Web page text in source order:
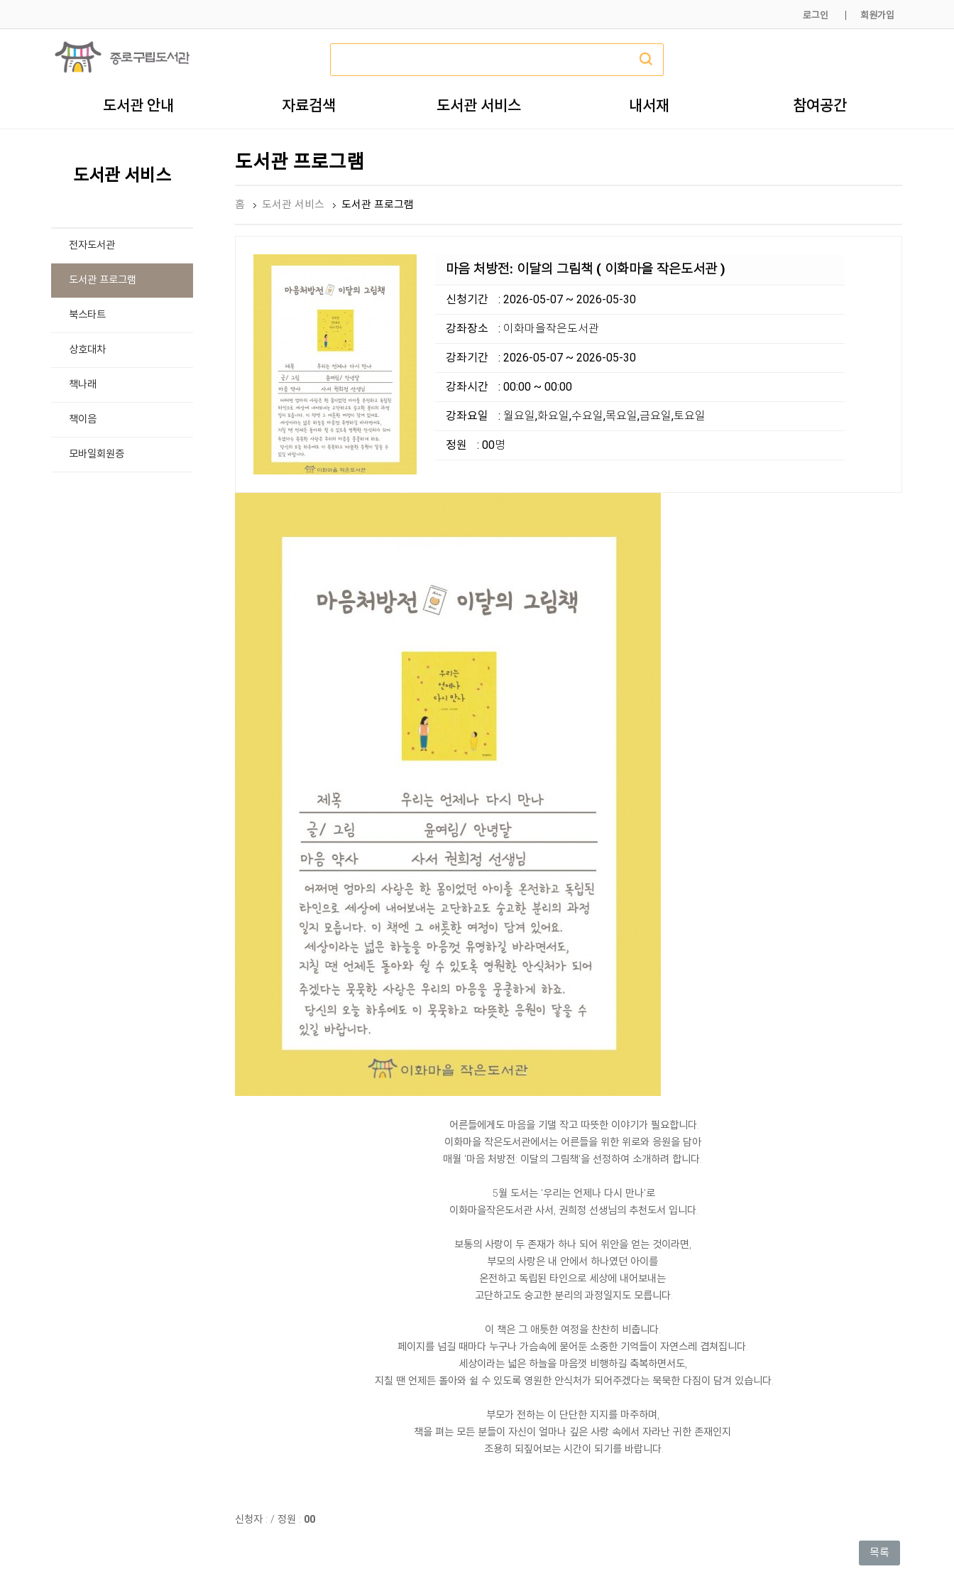
로그인 회원가입
도서관 안내 자료검색 도서관 서비스 내서재 참여공간
도서관 서비스
전자도서관
도서관 프로그램
북스타트
상호대차
책나래
책이음
모바일회원증
도서관 프로그램
홈 도서관 서비스 도서관 프로그램
마음 처방전: 이달의 그림책 ( 이화마을 작은도서관 )
신청기간 : 2026-05-07 ~ 2026-05-30
강좌장소 : 이화마을작은도서관
강좌기간 : 2026-05-07 ~ 2026-05-30
강좌시간 : 00:00 ~ 00:00
강좌요일 : 월요일,화요일,수요일,목요일,금요일,토요일
정원 : 00명
어른들에게도 마음을 기댈 작고 따뜻한 이야기가 필요합니다.
이화마을 작은도서관에서는 어른들을 위한 위로와 응원을 담아
매월 '마음 처방전: 이달의 그림책'을 선정하여 소개하려 합니다.
5월 도서는 '우리는 언제나 다시 만나'로
이화마을작은도서관 사서, 권희정 선생님의 추천도서 입니다.
보통의 사랑이 두 존재가 하나 되어 위안을 얻는 것이라면,
부모의 사랑은 내 안에서 하나였던 아이를
온전하고 독립된 타인으로 세상에 내어보내는
고단하고도 숭고한 분리의 과정일지도 모릅니다.
이 책은 그 애틋한 여정을 찬찬히 비춥니다.
페이지를 넘길 때마다 누구나 가슴속에 묻어둔 소중한 기억들이 자연스레 겹쳐집니다.
세상이라는 넓은 하늘을 마음껏 비행하길 축복하면서도,
지칠 땐 언제든 돌아와 쉴 수 있도록 영원한 안식처가 되어주겠다는 묵묵한 다짐이 담겨 있습니다.
부모가 전하는 이 단단한 지지를 마주하며,
책을 펴는 모든 분들이 자신이 얼마나 깊은 사랑 속에서 자라난 귀한 존재인지
조용히 되짚어보는 시간이 되기를 바랍니다.
신청자 : / 정원 : 00
목록